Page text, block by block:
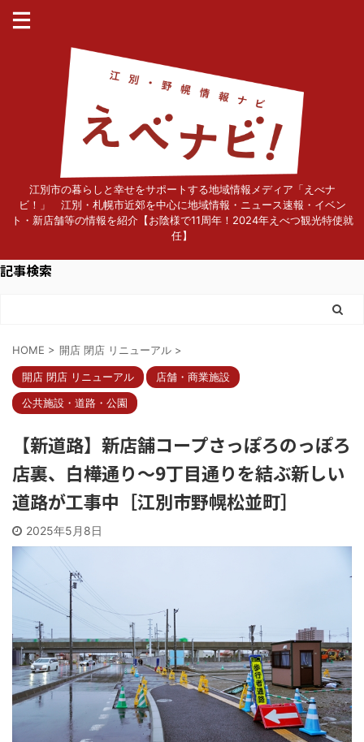
江別市の暮らしと幸せをサポートする地域情報メディア「えべナ
ビ！」 江別・札幌市近郊を中心に地域情報・ニュース速報・イベン
ト・新店舗等の情報を紹介【お陰様で11周年！2024年えべつ観光特使就
任】
記事検索
HOME > 開店 閉店 リニューアル >
開店 閉店 リニューアル
店舗・商業施設
公共施設・道路・公園
【新道路】新店舗コープさっぽろのっぽろ
店裏、白樺通り～9丁目通りを結ぶ新しい
道路が工事中［江別市野幌松並町］
2025年5月8日